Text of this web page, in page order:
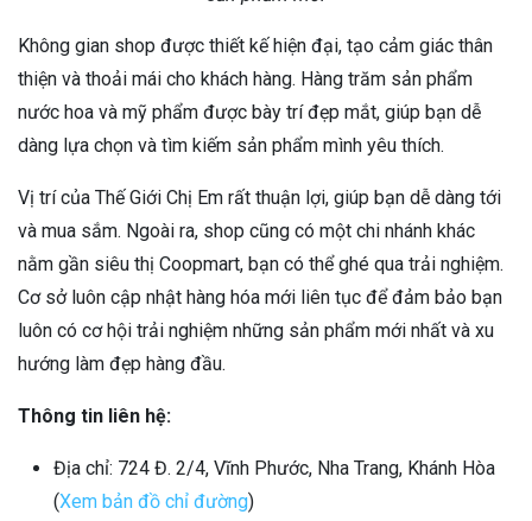
Không gian shop được thiết kế hiện đại, tạo cảm giác thân
thiện và thoải mái cho khách hàng. Hàng trăm sản phẩm
nước hoa và mỹ phẩm được bày trí đẹp mắt, giúp bạn dễ
dàng lựa chọn và tìm kiếm sản phẩm mình yêu thích.
Vị trí của Thế Giới Chị Em rất thuận lợi, giúp bạn dễ dàng tới
và mua sắm. Ngoài ra, shop cũng có một chi nhánh khác
nằm gần siêu thị Coopmart, bạn có thể ghé qua trải nghiệm.
Cơ sở luôn cập nhật hàng hóa mới liên tục để đảm bảo bạn
luôn có cơ hội trải nghiệm những sản phẩm mới nhất và xu
hướng làm đẹp hàng đầu.
Thông tin liên hệ:
Địa chỉ: 724 Đ. 2/4, Vĩnh Phước, Nha Trang, Khánh Hòa
(Xem bản đồ chỉ đường)